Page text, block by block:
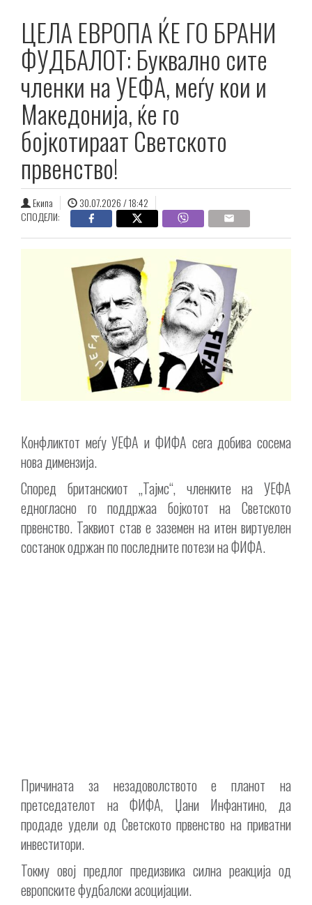
ЦЕЛА ЕВРОПА ЌЕ ГО БРАНИ
ФУДБАЛОТ: Буквално сите
членки на УЕФА, меѓу кои и
Македонија, ќе го
бојкотираат Светското
првенство!
Екипа
30.07.2026 / 18:42
СПОДЕЛИ:
Конфликтот меѓу УЕФА и ФИФА сега добива сосема
нова димензија.
Според британскиот „Тајмс“, членките на УЕФА
едногласно го поддржаа бојкотот на Светското
првенство. Таквиот став е заземен на итен виртуелен
состанок одржан по последните потези на ФИФА.
Причината за незадоволството е планот на
претседателот на ФИФА, Џани Инфантино, да
продаде удели од Светското првенство на приватни
инвеститори.
Токму овој предлог предизвика силна реакција од
европските фудбалски асоцијации.